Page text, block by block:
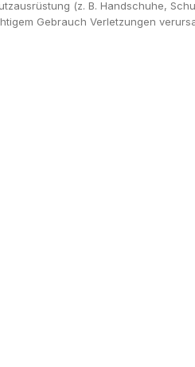
(z. B. Handschuhe,
Gebrauch Verletzungen